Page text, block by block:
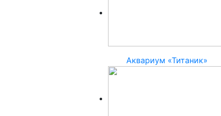
Аквариум «Титаник»